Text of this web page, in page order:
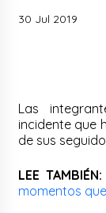
30 Jul 2019
Las
incidente que
de sus
LEE TAMBIÉN:
momentos